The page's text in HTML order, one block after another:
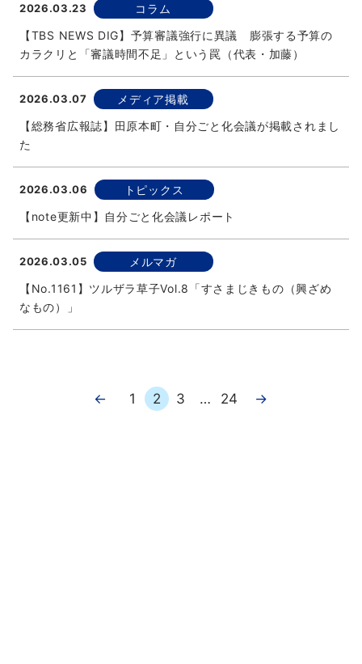
2026.03.23
コラム
【TBS NEWS DIG】予算審議強行に異議 膨張する予算の
カラクリと「審議時間不足」という罠（代表・加藤）
2026.03.07
メディア掲載
【総務省広報誌】田原本町・自分ごと化会議が掲載されまし
た
2026.03.06
トピックス
【note更新中】自分ごと化会議レポート
2026.03.05
メルマガ
【No.1161】ツルザラ草子Vol.8「すさまじきもの（興ざめ
なもの）」
← 1 2 3 … 24 →